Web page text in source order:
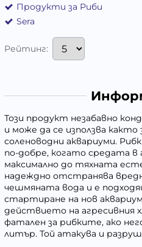
Продукти за Риби
Sera
Рейтинг:
Този продукт незабавно
и може да се използва както
соленоводни аквариуми.
по-добре, когато средата в
максимално до тяхната
надеждно отстранява
чешмяната вода и е
стартиране на нов
действието на агресивния
фатален за рибките, ако
литър. Той атакува и